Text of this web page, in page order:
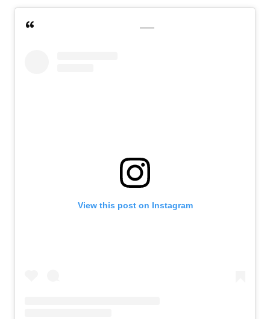
View this post on Instagram